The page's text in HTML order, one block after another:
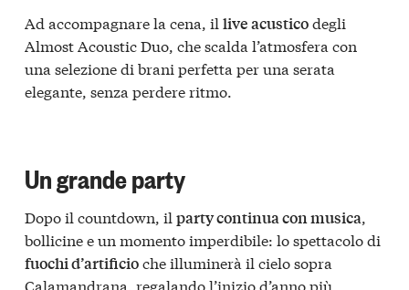
Ad accompagnare la cena, il live acusticodegli
Almost Acoustic Duo, che scalda l’atmosfera con
una selezione di brani perfetta per una serata
elegante, senza perdere ritmo.
Un grande party
Dopo il countdown, il party continua con musica,
bollicine e un momento imperdibile: lo spettacolo di
fuochi d’artificioche illuminerà il cielo sopra
Calamandrana, regalando l’inizio d’anno più